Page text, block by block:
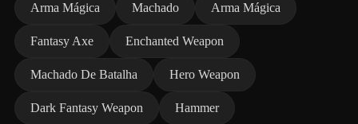
Arma Mágica Machado Arma Mágica
Fantasy Axe Enchanted Weapon
Machado De Batalha Hero Weapon
Dark Fantasy Weapon Hammer